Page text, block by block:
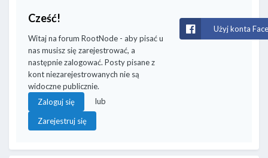
Cześć!
Witaj na forum RootNode - aby pisać u
nas musisz się zarejestrować, a
następnie zalogować. Posty pisane z
kont niezarejestrowanych nie są
widoczne publicznie.
Zaloguj się
lub
Zarejestruj się
Użyj konta